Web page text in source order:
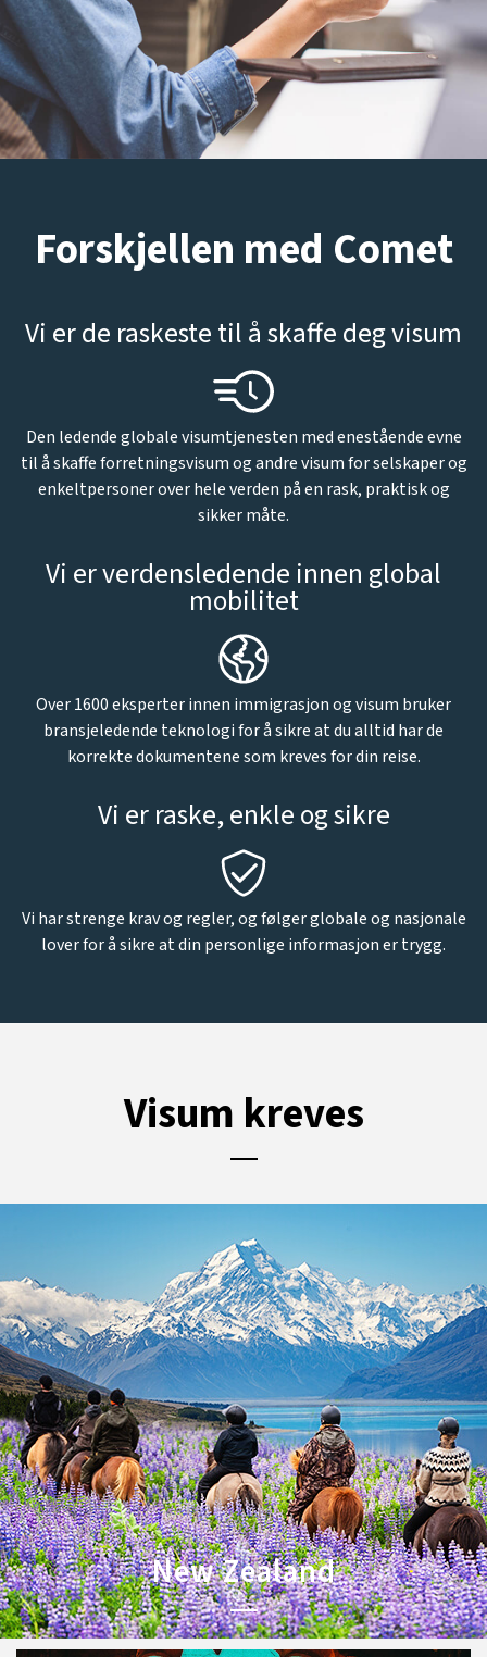
Forskjellen med Comet
Vi er de raskeste til å skaffe deg visum
Den ledende globale visumtjenesten med enestående evne
til å skaffe forretningsvisum og andre visum for selskaper og
enkeltpersoner over hele verden på en rask, praktisk og
sikker måte.
Vi er verdensledende innen global
mobilitet
Over 1600 eksperter innen immigrasjon og visum bruker
bransjeledende teknologi for å sikre at du alltid har de
korrekte dokumentene som kreves for din reise.
Vi er raske, enkle og sikre
Vi har strenge krav og regler, og følger globale og nasjonale
lover for å sikre at din personlige informasjon er trygg.
Visum kreves
New Zealand